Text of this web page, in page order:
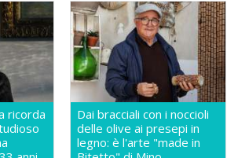
ricorda
Dai bracciali con i noccioli
delle olive ai presepi in
legno: è l'arte "made in